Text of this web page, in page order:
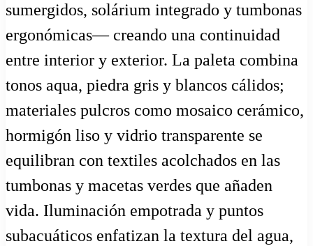
sumergidos, solárium integrado y tumbonas
ergonómicas— creando una continuidad
entre interior y exterior. La paleta combina
tonos aqua, piedra gris y blancos cálidos;
materiales pulcros como mosaico cerámico,
hormigón liso y vidrio transparente se
equilibran con textiles acolchados en las
tumbonas y macetas verdes que añaden
vida. Iluminación empotrada y puntos
subacuáticos enfatizan la textura del agua,